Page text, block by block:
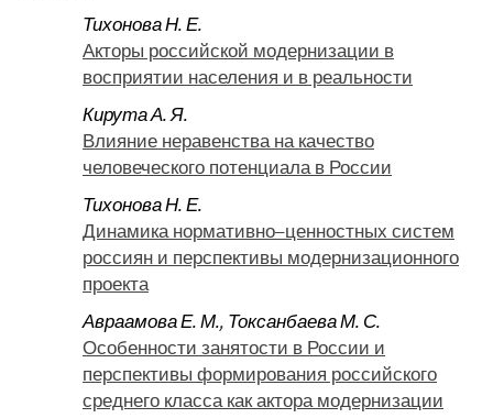
Тихонова Н. Е.
Акторы российской модернизации в
восприятии населения и в реальности
Кирута А. Я.
Влияние неравенства на качество
человеческого потенциала в России
Тихонова Н. Е.
Динамика нормативно–ценностных систем
россиян и перспективы модернизационного
проекта
Авраамова Е. М., Токсанбаева М. С.
Особенности занятости в России и
перспективы формирования российского
среднего класса как актора модернизации